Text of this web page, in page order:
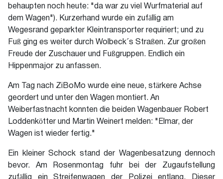
behaupten noch heute: "da war zu viel Wurfmaterial auf
dem Wagen"). Kurzerhand wurde ein zufällig am
Wegesrand geparkter Kleintransporter requiriert; und zu
Fuß ging es weiter durch Wolbeck´s Straßen. Zur großen
Freude der Zuschauer und Fußgruppen. Endlich ein
Hippenmajor zu anfassen.
Am Tag nach ZiBoMo wurde eine neue, stärkere Achse
geordert und unter den Wagen montiert. An
Weiberfastnacht konnten die beiden Wagenbauer Robert
Loddenkötter und Martin Weinert melden: "Elmar, der
Wagen ist wieder fertig."
Ein kleiner Schock stand der Wagenbesatzung dennoch
bevor. Am Rosenmontag fuhr bei der Zugaufstellung